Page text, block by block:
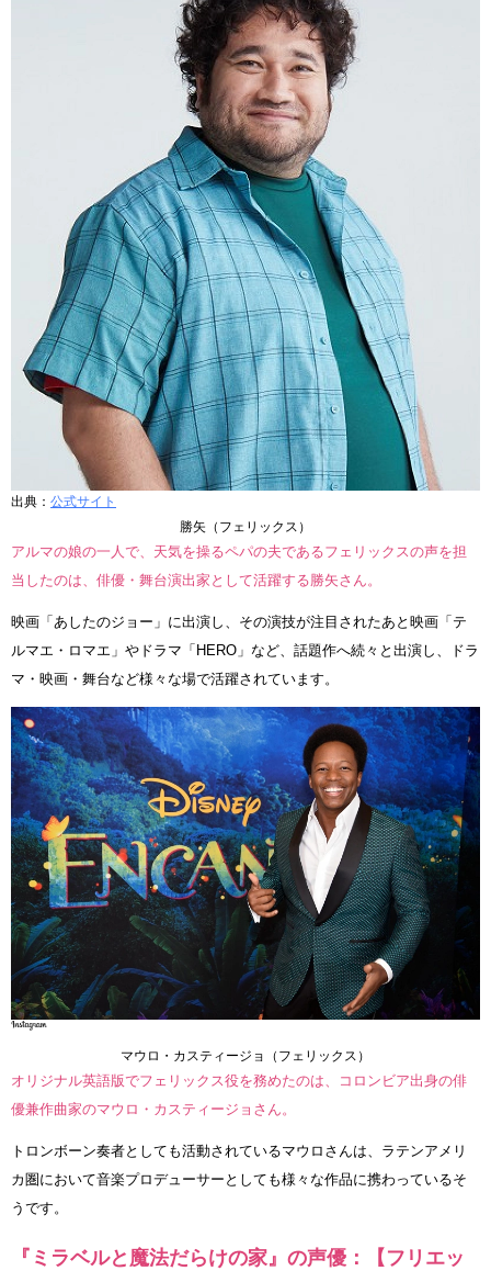
出典： 公式サイト
勝矢（フェリックス）
アルマの娘の一人で、天気を操るペパの夫であるフェリックスの声を担
当したのは、俳優・舞台演出家として活躍する勝矢さん。
映画「あしたのジョー」に出演し、その演技が注目されたあと映画「テ
ルマエ・ロマエ」やドラマ「HERO」など、話題作へ続々と出演し、ドラ
マ・映画・舞台など様々な場で活躍されています。
マウロ・カスティージョ（フェリックス）
オリジナル英語版でフェリックス役を務めたのは、コロンビア出身の俳
優兼作曲家のマウロ・カスティージョさん。
トロンボーン奏者としても活動されているマウロさんは、ラテンアメリ
カ圏において音楽プロデューサーとしても様々な作品に携わっているそ
うです。
『ミラベルと魔法だらけの家』の声優：【フリエッ